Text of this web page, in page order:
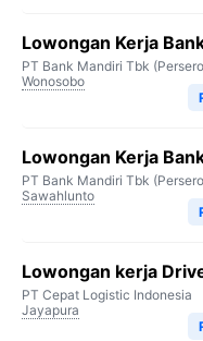
Lowongan Kerja
PT Bank Mandiri Tbk
Wonosobo
Lowongan Kerja
PT Bank Mandiri Tbk
Sawahlunto
Lowongan kerja
PT Cepat Logistic Indonesia
Jayapura